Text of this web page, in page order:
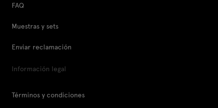
FAQ
Muestras y sets
Enviar reclamación
Información legal
Términos y condiciones